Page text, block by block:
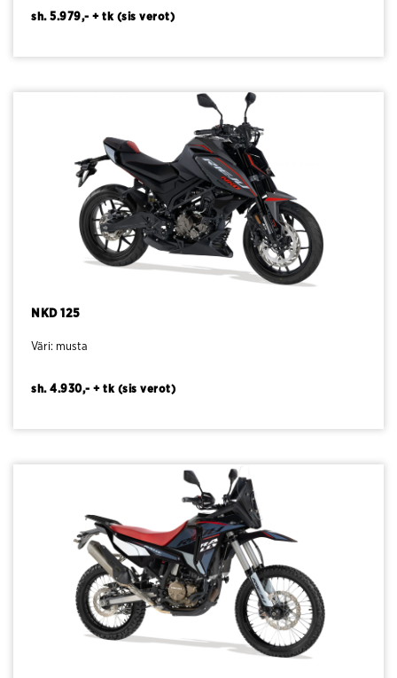
sh. 5.979,- + tk (sis verot)
NKD 125
Väri: musta
sh. 4.930,- + tk (sis verot)